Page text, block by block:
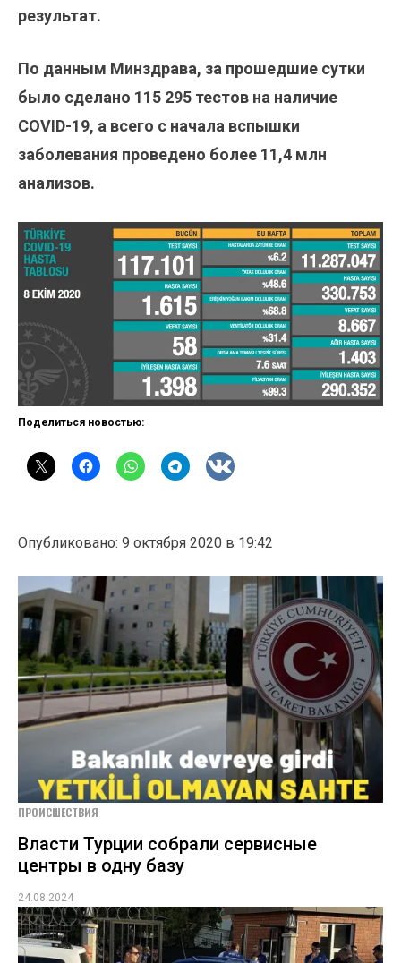
результат.
По данным Минздрава, за прошедшие сутки
было сделано 115 295 тестов на наличие
COVID-19, а всего с начала вспышки
заболевания проведено более 11,4 млн
анализов.
Поделиться новостью:
Опубликовано: 9 октября 2020 в 19:42
ПРОИСШЕСТВИЯ
Власти Турции собрали сервисные
центры в одну базу
24.08.2024